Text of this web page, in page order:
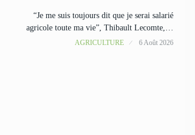
“Je me suis toujours dit que je serai salarié
agricole toute ma vie”, Thibault Lecomte,…
AGRICULTURE 6 Août 2026